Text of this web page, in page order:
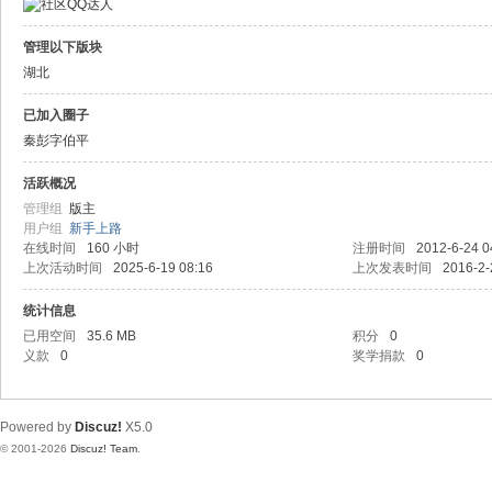
管理以下版块
湖北
已加入圈子
秦彭字伯平
活跃概况
管理组 版主
用户组 新手上路
在线时间
160 小时 注册时间
2012-6-24
上次活动时间
2025-6-19 08:16 上次发表时间 2016-
统计信息
已用空间
35.6 MB 积分
0
义款
0 奖学捐款 0
Powered by Discuz! X5.0
© 2001-2026 Discuz! Team